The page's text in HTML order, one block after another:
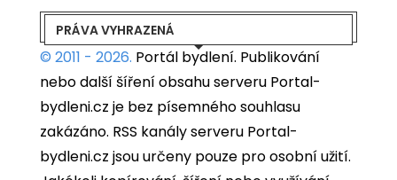
PRÁVA VYHRAZENÁ
© 2011 - 2026. Portál bydlení. Publikování
nebo další šíření obsahu serveru Portal-
bydleni.cz je bez písemného souhlasu
zakázáno. RSS kanály serveru Portal-
bydleni.cz jsou určeny pouze pro osobní užití.